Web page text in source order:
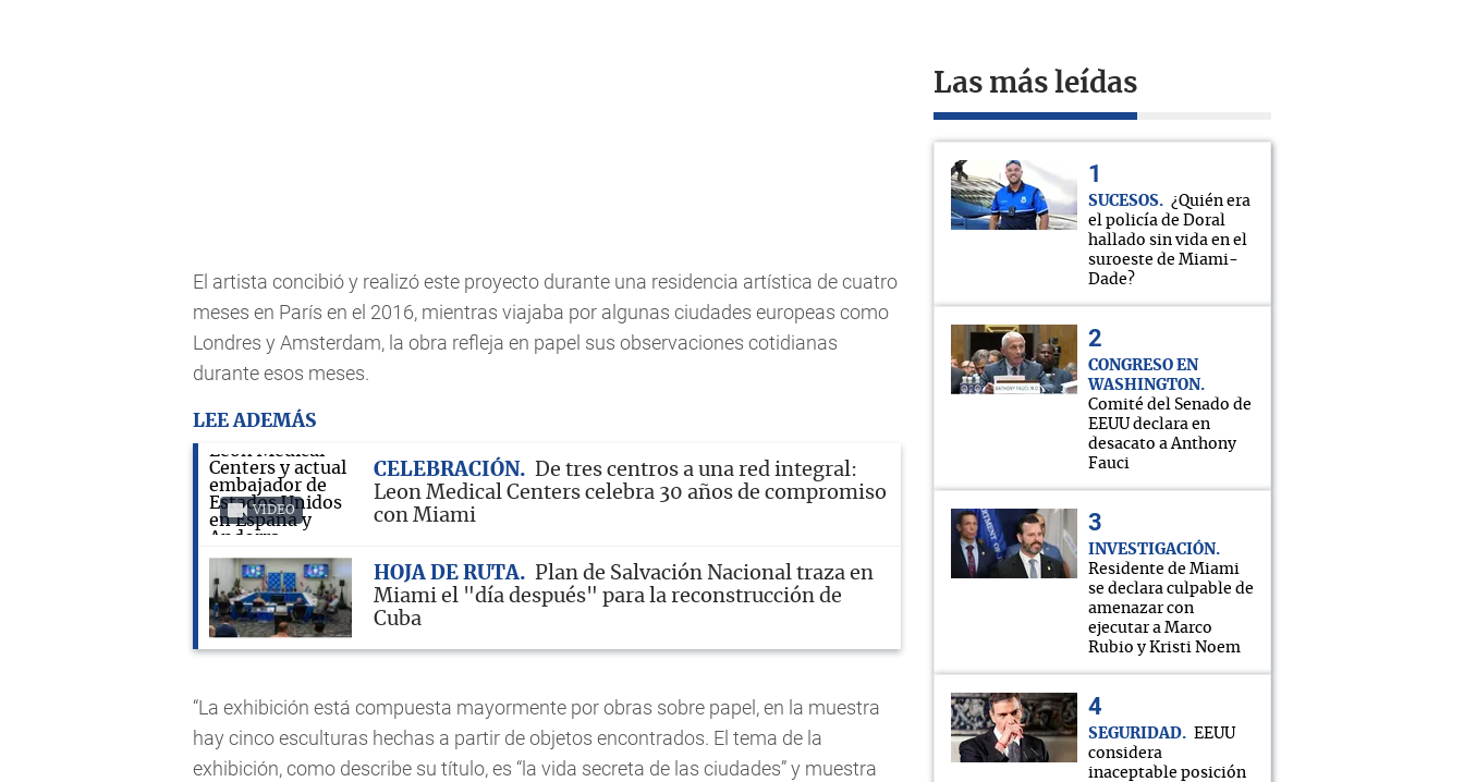
El artista concibió y realizó este proyecto durante una residencia artística de cuatro
meses en París en el 2016, mientras viajaba por algunas ciudades europeas como
Londres y Amsterdam, la obra refleja en papel sus observaciones cotidianas
durante esos meses.
LEE ADEMÁS
VIDEO
CELEBRACIÓN
De tres centros a una red integral:
Leon Medical Centers celebra 30 años de compromiso
con Miami
HOJA DE RUTA
Plan de Salvación Nacional traza en
Miami el "día después" para la reconstrucción de
Cuba
“La exhibición está compuesta mayormente por obras sobre papel, en la muestra
hay cinco esculturas hechas a partir de objetos encontrados. El tema de la
exhibición, como describe su título, es “la vida secreta de las ciudades” y muestra
Las más leídas
SUCESOS
¿Quién era
el policía de Doral
hallado sin vida en el
suroeste de Miami-
Dade?
CONGRESO EN
WASHINGTON
Comité del Senado de
EEUU declara en
desacato a Anthony
Fauci
INVESTIGACIÓN
Residente de Miami
se declara culpable de
amenazar con
ejecutar a Marco
Rubio y Kristi Noem
SEGURIDAD
EEUU
considera
inaceptable posición